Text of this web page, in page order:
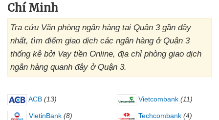
Chí Minh
Tra cứu Văn phòng ngân hàng tại Quận 3 gần đây
nhất, tìm điểm giao dịch các ngân hàng ở Quận 3
thống kê bởi Vay tiền Online, địa chỉ phòng giao dịch
ngân hàng quanh đây ở Quận 3.
ACB (13) Vietcombank (11)
VietinBank (8) Techcombank (4)